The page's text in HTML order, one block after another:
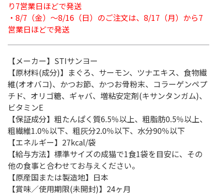
り7営業日ほどで発送
・8/7（金）～8/16（日）のご注文は、8/17（月）から7
営業日ほどで発送
【メーカー】STIサンヨー
【原材料(成分)】まぐろ、サーモン、ツナエキス、食物繊
維(オオバコ)、かつお節、かつお骨粉末、コラーゲンペプ
チド、オリゴ糖、ギャバ、増粘安定剤(キサンタンガム)、
ビタミンE
【保証成分】粗たんぱく質6.5％以上、粗脂肪0.5％以上、
粗繊維1.0％以下、粗灰分2.0％以下、水分90％以下
【エネルギー】27kcal/袋
【給与方法】標準サイズの成猫で1食1袋を目安に、その
他の食事と合わせてお与えください。
【原産国または製造地】日本
【賞味／使用期限(未開封)】24ヶ月